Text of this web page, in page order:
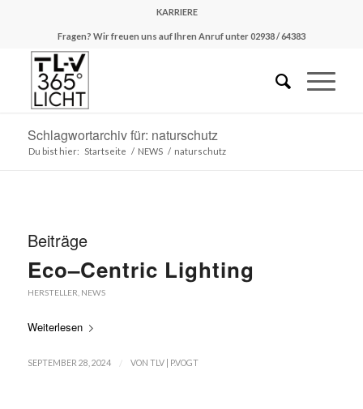
KARRIERE
Fragen? Wir freuen uns auf Ihren Anruf unter 02938 / 64383
Schlagwortarchiv für: naturschutz
Du bist hier: Startseite / NEWS / naturschutz
Beiträge
Eco–Centric Lighting
HERSTELLER NEWS
Weiterlesen
SEPTEMBER 28, 2024 / VON TLV | P.VOGT